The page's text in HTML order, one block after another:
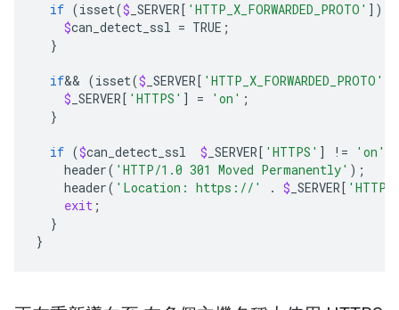
if (isset($ _SERVER [ 'HTTP_X_FORWARDED_PROTO' ])
$can_detect_ssl = TRUE ;
}
if&& (isset($ _SERVER [ 'HTTP_X_FORWARDED_PROTO'
$ _SERVER [ 'HTTPS' ] = 'on' ;
}
if ($can_detect_ssl $ _SERVER [ 'HTTPS' ] ! = 'on'
header( 'HTTP/1.0 301 Moved Permanently' );
header( 'Location: https://' . $ _SERVER [
exit ;
}
}